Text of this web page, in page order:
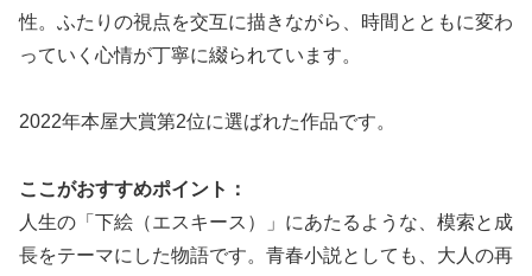
性。ふたりの視点を交互に描きながら、時間とともに変わ
っていく心情が丁寧に綴られています。
2022年本屋大賞第2位に選ばれた作品です。
ここがおすすめポイント：
人生の「下絵（エスキース）」にあたるような、模索と成
長をテーマにした物語です。青春小説としても、大人の再